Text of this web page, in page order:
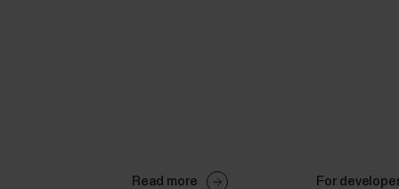
Read more For